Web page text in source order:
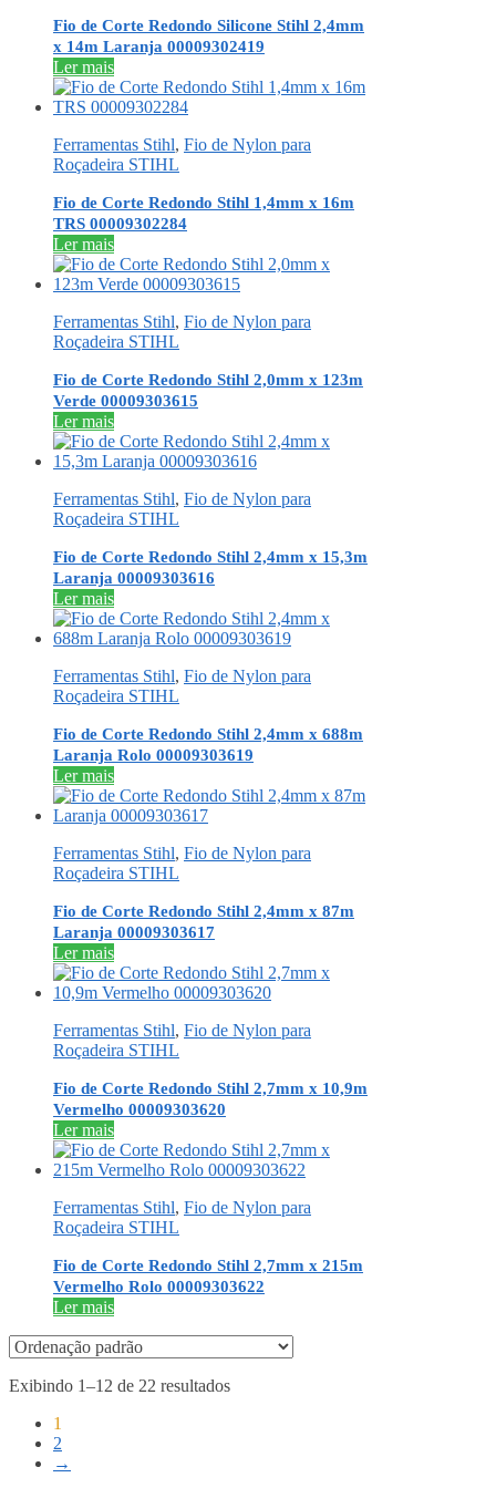
Fio de Corte Redondo Silicone Stihl 2,4mm
x 14m Laranja 00009302419
Ler mais
Ferramentas Stihl, Fio de Nylon para
Roçadeira STIHL
Fio de Corte Redondo Stihl 1,4mm x 16m
TRS 00009302284
Ler mais
Ferramentas Stihl, Fio de Nylon para
Roçadeira STIHL
Fio de Corte Redondo Stihl 2,0mm x 123m
Verde 00009303615
Ler mais
Ferramentas Stihl, Fio de Nylon para
Roçadeira STIHL
Fio de Corte Redondo Stihl 2,4mm x 15,3m
Laranja 00009303616
Ler mais
Ferramentas Stihl, Fio de Nylon para
Roçadeira STIHL
Fio de Corte Redondo Stihl 2,4mm x 688m
Laranja Rolo 00009303619
Ler mais
Ferramentas Stihl, Fio de Nylon para
Roçadeira STIHL
Fio de Corte Redondo Stihl 2,4mm x 87m
Laranja 00009303617
Ler mais
Ferramentas Stihl, Fio de Nylon para
Roçadeira STIHL
Fio de Corte Redondo Stihl 2,7mm x 10,9m
Vermelho 00009303620
Ler mais
Ferramentas Stihl, Fio de Nylon para
Roçadeira STIHL
Fio de Corte Redondo Stihl 2,7mm x 215m
Vermelho Rolo 00009303622
Ler mais
Exibindo 1–12 de 22 resultados
1
2
→